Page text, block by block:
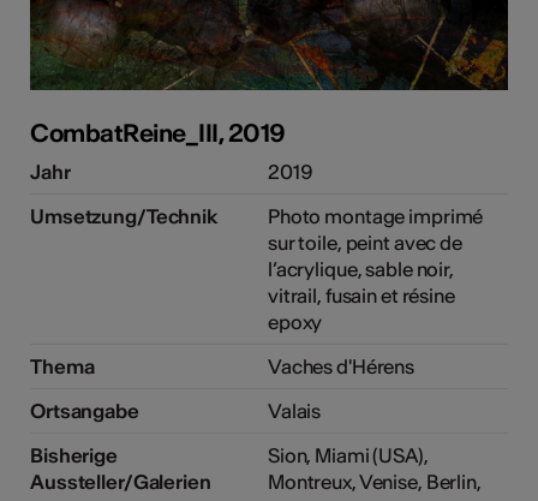
CombatReine_III, 2019
Jahr
2019
Umsetzung/Technik
Photo montage imprimé
sur toile, peint avec de
l’acrylique, sable noir,
vitrail, fusain et résine
epoxy
Thema
Vaches d'Hérens
Ortsangabe
Valais
Bisherige
Aussteller/Galerien
Sion, Miami (USA),
Montreux, Venise, Berlin,